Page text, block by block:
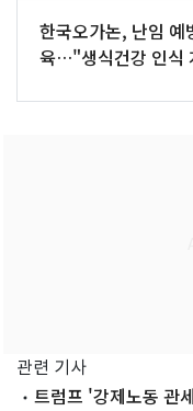
한국오가논, 난임 예
육…"생식건강 인식
관련 기사
트럼프 '강제노동 관